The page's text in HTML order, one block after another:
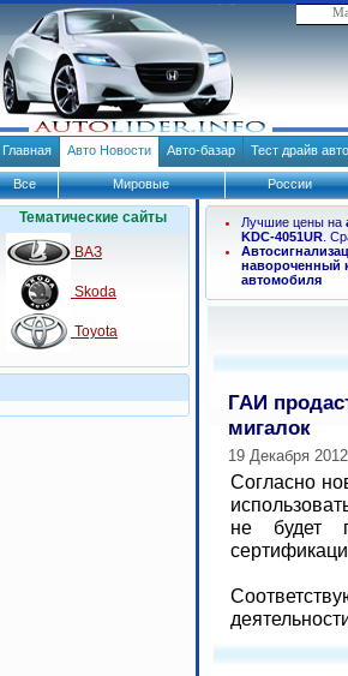
Главная Авто Новости Авто-базар Тест драйв
Все Мировые России
Тематические сайты
ВАЗ
Skoda
Toyota
Лучшие цены на
KDC-4051UR .
навороченный
автомобиля
ГАИ
мигалок
19 Декабря 2012
Согласно
не будет